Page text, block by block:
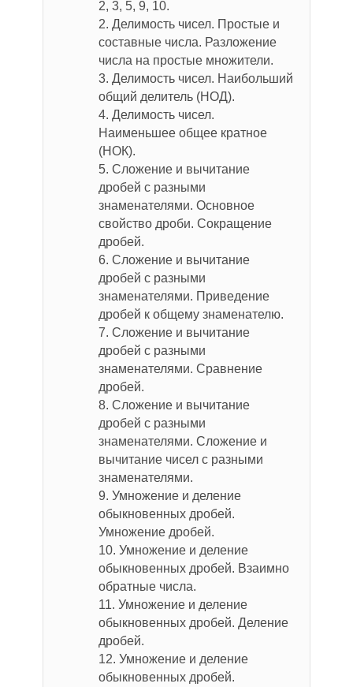
2, 3, 5, 9, 10.
2. Делимость чисел. Простые и
составные числа. Разложение
числа на простые множители.
3. Делимость чисел. Наибольший
общий делитель (НОД).
4. Делимость чисел.
Наименьшее общее кратное
(НОК).
5. Сложение и вычитание
дробей с разными
знаменателями. Основное
свойство дроби. Сокращение
дробей.
6. Сложение и вычитание
дробей с разными
знаменателями. Приведение
дробей к общему знаменателю.
7. Сложение и вычитание
дробей с разными
знаменателями. Сравнение
дробей.
8. Сложение и вычитание
дробей с разными
знаменателями. Сложение и
вычитание чисел с разными
знаменателями.
9. Умножение и деление
обыкновенных дробей.
Умножение дробей.
10. Умножение и деление
обыкновенных дробей. Взаимно
обратные числа.
11. Умножение и деление
обыкновенных дробей. Деление
дробей.
12. Умножение и деление
обыкновенных дробей.